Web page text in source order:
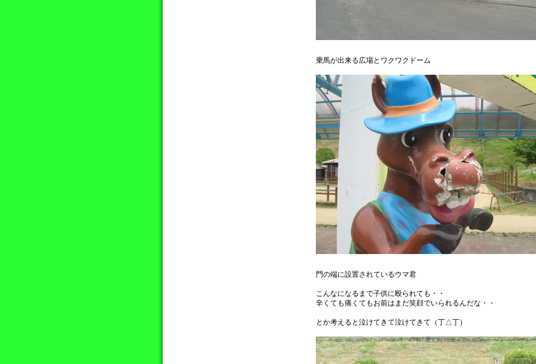
乗馬が出来る広場とワクワクドーム
門の端に設置されているウマ君
こんなになるまで子供に殴られても・・
辛くても痛くてもお前はまだ笑顔でいられるんだな・・
とか考えると泣けてきて泣けてきて（丁△丁）